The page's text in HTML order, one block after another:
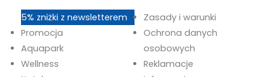
5% zniżki z newsletterem
Promocja
Aquapark
Wellness
Zasady i warunki
Ochrona danych
osobowych
Reklamacje